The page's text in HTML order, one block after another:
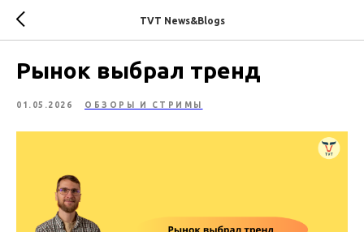
TVT News&Blogs
Рынок выбрал тренд
01.05.2026 ОБЗОРЫ И СТРИМЫ